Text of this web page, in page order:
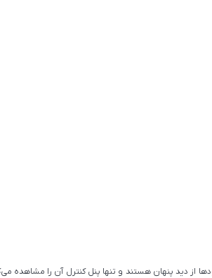
دید پنهان هستند و تنها پنل کنترل آن را مشاهده